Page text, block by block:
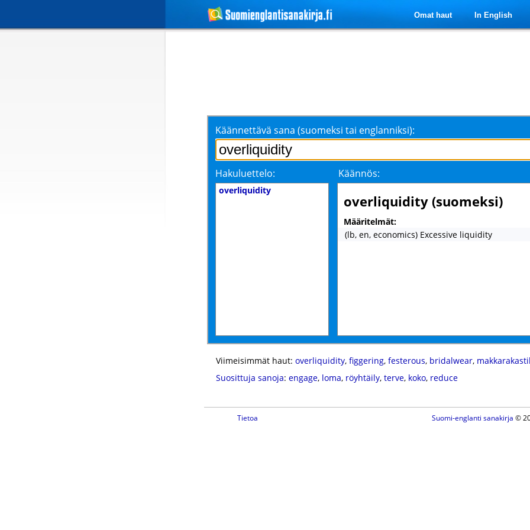
Omat haut In English
Käännettävä sana (suomeksi tai englanniksi):
Hakuluettelo: Käännös:
overliquidity
overliquidity (suomeksi)
Määritelmät:
(lb, en, economics) Excessive liquidity
Viimeisimmät haut: overliquidity, figgering, festerous, bridalwear,
Suosittuja sanoja: engage, loma, röyhtäily, terve, koko, reduce
Tietoa Suomi-englanti sanakirja ©